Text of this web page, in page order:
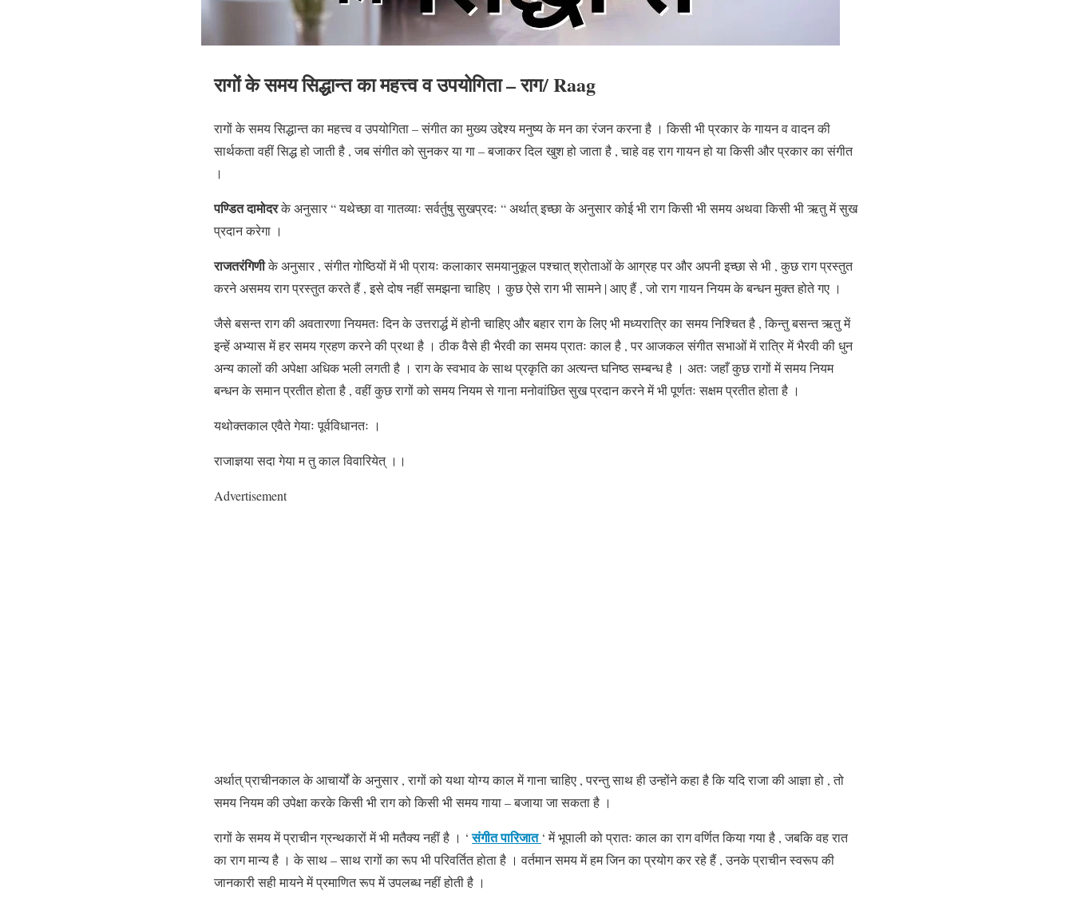
रागों के समय सिद्धान्त का महत्त्व व उपयोगिता – राग/ Raag
रागों के समय सिद्धान्त का महत्त्व व उपयोगिता – संगीत का मुख्य उद्देश्य मनुष्य के मन का रंजन करना है । किसी भी प्रकार के गायन व वादन की
सार्थकता वहीं सिद्ध हो जाती है , जब संगीत को सुनकर या गा – बजाकर दिल खुश हो जाता है , चाहे वह राग गायन हो या किसी और प्रकार का संगीत
।
पण्डित दामोदरके अनुसार “ यथेच्छा वा गातव्याः सर्वर्तुषु सुखप्रदः “ अर्थात् इच्छा के अनुसार कोई भी राग किसी भी समय अथवा किसी भी ऋतु में सुख
प्रदान करेगा ।
राजतरंगिणीके अनुसार , संगीत गोष्ठियों में भी प्रायः कलाकार समयानुकूल पश्चात् श्रोताओं के आग्रह पर और अपनी इच्छा से भी , कुछ राग प्रस्तुत
करने असमय राग प्रस्तुत करते हैं , इसे दोष नहीं समझना चाहिए । कुछ ऐसे राग भी सामने | आए हैं , जो राग गायन नियम के बन्धन मुक्त होते गए ।
जैसे बसन्त राग की अवतारणा नियमतः दिन के उत्तरार्द्ध में होनी चाहिए और बहार राग के लिए भी मध्यरात्रि का समय निश्चित है , किन्तु बसन्त ऋतु में
इन्हें अभ्यास में हर समय ग्रहण करने की प्रथा है । ठीक वैसे ही भैरवी का समय प्रातः काल है , पर आजकल संगीत सभाओं में रात्रि में भैरवी की धुन
अन्य कालों की अपेक्षा अधिक भली लगती है । राग के स्वभाव के साथ प्रकृति का अत्यन्त घनिष्ठ सम्बन्ध है । अतः जहाँ कुछ रागों में समय नियम
बन्धन के समान प्रतीत होता है , वहीं कुछ रागों को समय नियम से गाना मनोवांछित सुख प्रदान करने में भी पूर्णतः सक्षम प्रतीत होता है ।
यथोक्तकाल एवैते गेयाः पूर्वविधानतः ।
राजाज्ञया सदा गेया म तु काल विवारियेत् ।।
Advertisement
अर्थात् प्राचीनकाल के आचार्यों के अनुसार , रागों को यथा योग्य काल में गाना चाहिए , परन्तु साथ ही उन्होंने कहा है कि यदि राजा की आज्ञा हो , तो
समय नियम की उपेक्षा करके किसी भी राग को किसी भी समय गाया – बजाया जा सकता है ।
रागों के समय में प्राचीन ग्रन्थकारों में भी मतैक्य नहीं है । ‘संगीत पारिजात ‘ में भूपाली को प्रातः काल का राग वर्णित किया गया है , जबकि वह रात
का राग मान्य है । के साथ – साथ रागों का रूप भी परिवर्तित होता है । वर्तमान समय में हम जिन का प्रयोग कर रहे हैं , उनके प्राचीन स्वरूप की
जानकारी सही मायने में प्रमाणित रूप में उपलब्ध नहीं होती है ।